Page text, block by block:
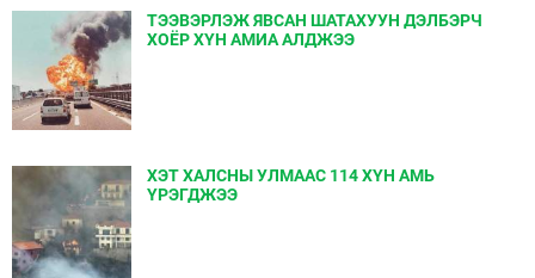
ТЭЭВЭРЛЭЖ ЯВСАН ШАТАХУУН ДЭЛБЭРЧ
ХОЁР ХҮН АМИА АЛДЖЭЭ
ХЭТ ХАЛСНЫ УЛМААС 114 ХҮН АМЬ
ҮРЭГДЖЭЭ